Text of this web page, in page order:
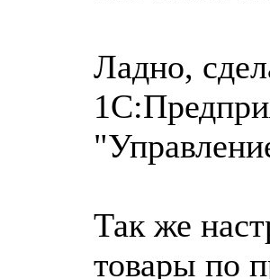
Ладно,
Так же
товары по